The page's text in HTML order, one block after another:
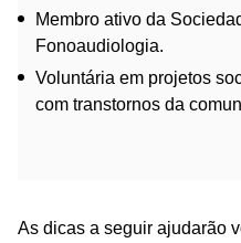
Membro ativo da
Fonoaudiologia.
Voluntária em projetos
com transtornos da
As dicas a seguir ajudarão